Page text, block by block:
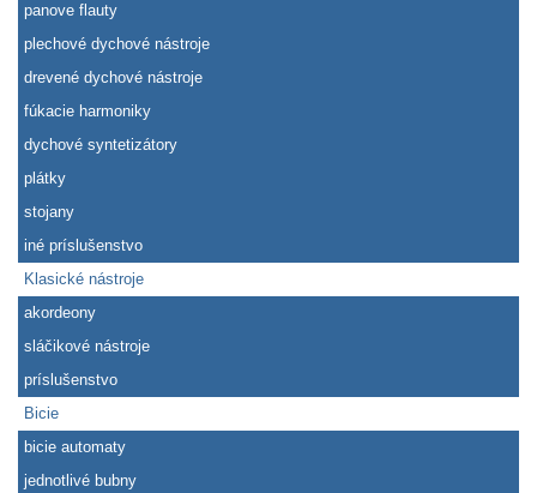
panove flauty
plechové dychové nástroje
drevené dychové nástroje
fúkacie harmoniky
dychové syntetizátory
plátky
stojany
iné príslušenstvo
Klasické nástroje
akordeony
sláčikové nástroje
príslušenstvo
Bicie
bicie automaty
jednotlivé bubny